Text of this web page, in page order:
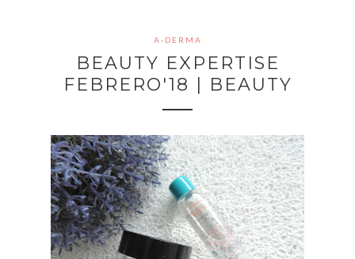
A-DERMA
BEAUTY EXPERTISE
FEBRERO'18 | BEAUTY